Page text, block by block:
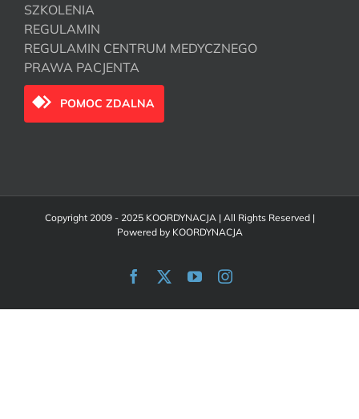
SZKOLENIA
REGULAMIN
REGULAMIN CENTRUM MEDYCZNEGO
PRAWA PACJENTA
POMOC ZDALNA
Copyright 2009 - 2025 KOORDYNACJA | All Rights Reserved |
Powered by KOORDYNACJA
Facebook YouTubeInstagram